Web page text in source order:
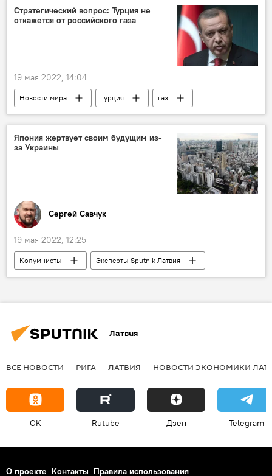
Новости политики Латвии
Мария Захарова
МИД РФ
посол
Стратегический вопрос: Турция не
откажется от российского газа
19 мая 2022, 14:04
Новости мира Турция
газ
Россия
Реджеп Тайип Эрдоган
Япония жертвует своим будущим из-
за Украины
Сергей Савчук
19 мая 2022, 12:25
Колумнисты
Эксперты Sputnik Латвия
Япония
Украина
Латвия
ВСЕ НОВОСТИ РИГА ЛАТВИЯ НОВОСТИ ЭКОНОМИКИ
OK Rutube Дзен Telegram
О проекте Контакты Правила использования